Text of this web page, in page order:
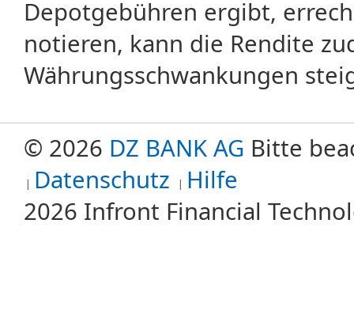
Depotgebühren ergibt,
notieren, kann die Rendite
Währungsschwankungen
© 2026 DZ BANK AG Bitte
Datenschutz Hilfe
2026 Infront Financial